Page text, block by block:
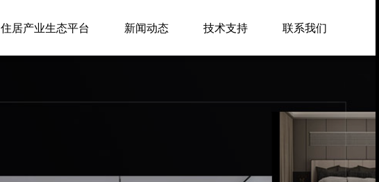
住居产业生态平台 新闻动态 技术支持 联系我们